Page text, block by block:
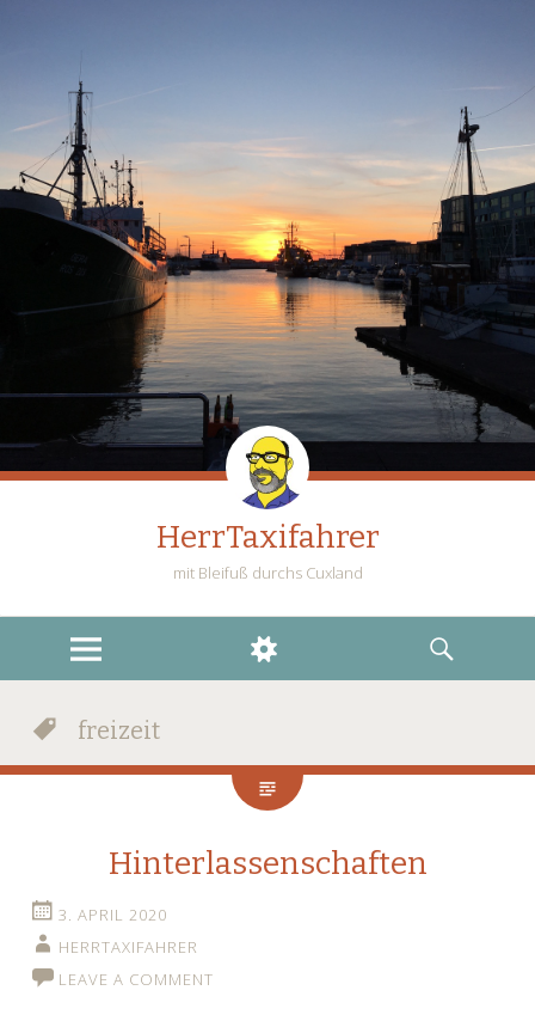
HerrTaxifahrer
mit Bleifuß durchs Cuxland
MENU
WIDGETS
SEARCH
freizeit
Hinterlassenschaften
3. APRIL 2020
HERRTAXIFAHRER
LEAVE A COMMENT